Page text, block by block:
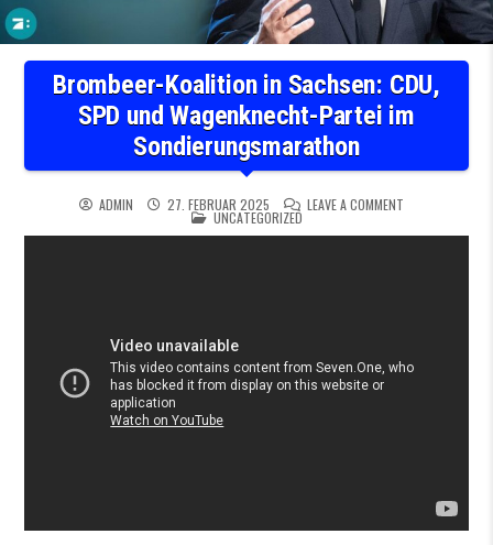
Brombeer-Koalition in Sachsen: CDU,
SPD und Wagenknecht-Partei im
Sondierungsmarathon
ADMIN 27. FEBRUAR 2025 LEAVE A COMMENTON BROMBEER-
POSTED IN
UNCATEGORIZED